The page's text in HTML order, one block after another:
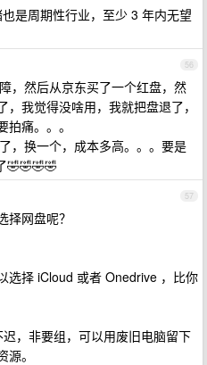
是周期性行业，至少 3 年内无望
56
，然后从京东买了一个红盘，然
我觉得没啥用，我就把盘退了，
痛。。。
，换一个，成本多高。。。要是
🤣🤣🤣🤣
57
择网盘呢？
选择 iCloud 或者 Onedrive ，比你
，非要组，可以用废旧电脑留下
。